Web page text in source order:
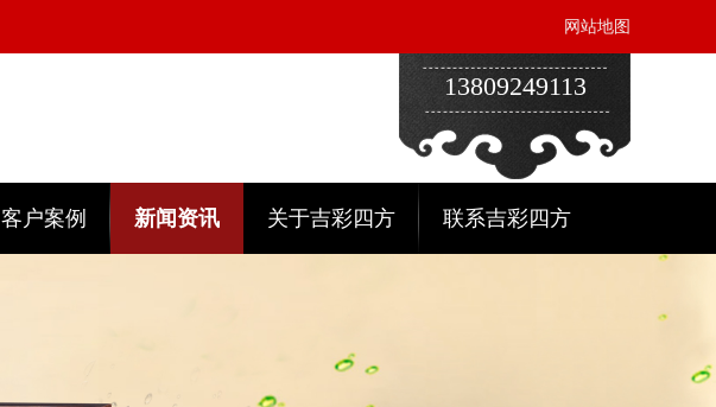
网站地图
13809249113
客户案例 新闻资讯 关于吉彩四方 联系吉彩四方